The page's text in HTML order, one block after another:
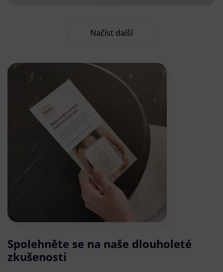
Načíst další
Spolehněte se na naše dlouholeté
zkušenosti